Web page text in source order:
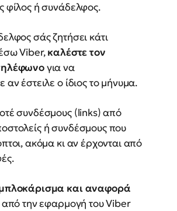
φίλος ή συνάδελφος.
σάς ζητήσει κάτι
Viber,καλέστε τον
για να
αν έστειλε ο ίδιος το μήνυμα.
συνδέσμους (links) από
ή συνδέσμους που
ακόμα κι αν έρχονται από
και αναφορά
την εφαρμογή του Viber